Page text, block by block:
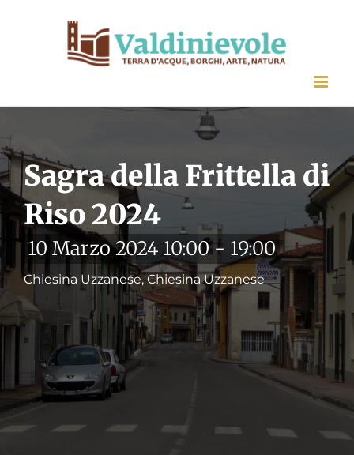
Sagra della Frittella di
Riso 2024
10 Marzo 2024 10:00- 19:00
Chiesina Uzzanese, Chiesina Uzzanese